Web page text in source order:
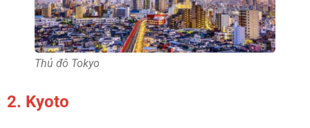
Thủ đô Tokyo
2. Kyoto